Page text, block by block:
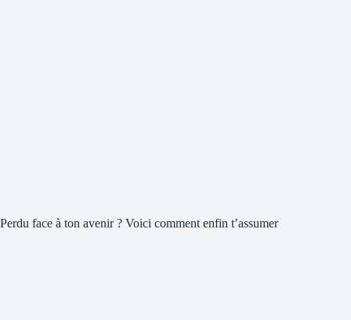
Perdu face à ton avenir ? Voici comment enfin t’assumer